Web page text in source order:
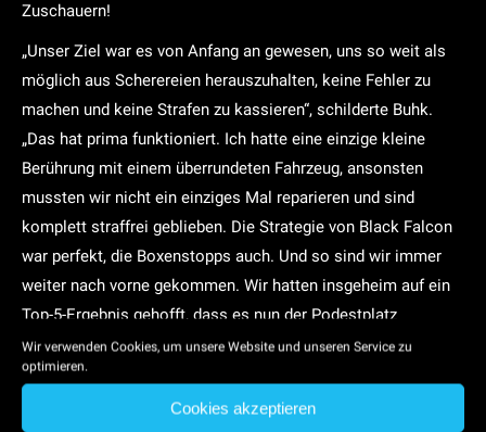
Wir verwenden Cookies, um unsere Website und unseren Service zu
optimieren.
Cookies akzeptieren
Zuschauern!
„Unser Ziel war es von Anfang an gewesen, uns so weit als
möglich aus Scherereien herauszuhalten, keine Fehler zu
machen und keine Strafen zu kassieren“, schilderte Buhk.
„Das hat prima funktioniert. Ich hatte eine einzige kleine
Berührung mit einem überrundeten Fahrzeug, ansonsten
mussten wir nicht ein einziges Mal reparieren und sind
komplett straffrei geblieben. Die Strategie von Black Falcon
war perfekt, die Boxenstopps auch. Und so sind wir immer
weiter nach vorne gekommen. Wir hatten insgeheim auf ein
Top-5-Ergebnis gehofft, dass es nun der Podestplatz
geworden ist, freut uns natürlich umso mehr.“
Auch er persönlich sei im Rennen gut zurechtgekommen, so
der Mercedes-AMG Performance Pilot: „Im Training hatte ich